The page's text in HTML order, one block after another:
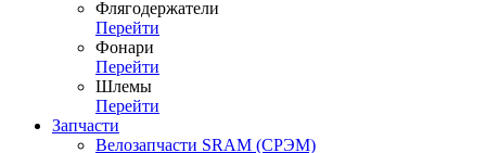
Флягодержатели
Перейти
Фонари
Перейти
Шлемы
Перейти
Запчасти
Велозапчасти SRAM (СРЭМ)